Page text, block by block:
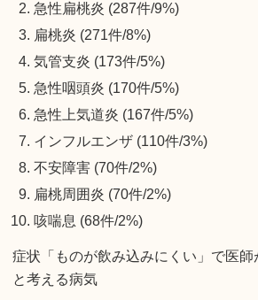
急性扁桃炎 (287件/9%)
扁桃炎 (271件/8%)
気管支炎 (173件/5%)
急性咽頭炎 (170件/5%)
急性上気道炎 (167件/5%)
インフルエンザ (110件/3%)
不安障害 (70件/2%)
扁桃周囲炎 (70件/2%)
咳喘息 (68件/2%)
症状「ものが飲み込みにくい」で医師
と考える病気